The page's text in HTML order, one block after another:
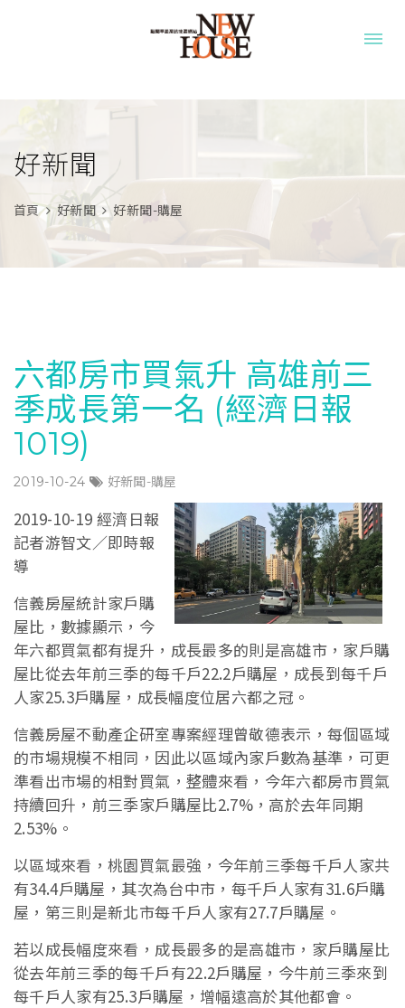
好新聞
首頁 好新聞 好新聞-購屋
六都房市買氣升 高雄前三
季成長第一名 (經濟日報
1019)
2019-10-24 好新聞-購屋
2019-10-19 經濟日報
記者游智文／即時報
導
信義房屋統計家戶購
屋比，數據顯示，今
年六都買氣都有提升，成長最多的則是高雄市，家戶購
屋比從去年前三季的每千戶22.2戶購屋，成長到每千戶
人家25.3戶購屋，成長幅度位居六都之冠。
信義房屋不動產企研室專案經理曾敬德表示，每個區域
的市場規模不相同，因此以區域內家戶數為基準，可更
準看出市場的相對買氣，整體來看，今年六都房市買氣
持續回升，前三季家戶購屋比2.7%，高於去年同期
2.53%。
以區域來看，桃園買氣最強，今年前三季每千戶人家共
有34.4戶購屋，其次為台中市，每千戶人家有31.6戶購
屋，第三則是新北市每千戶人家有27.7戶購屋。
若以成長幅度來看，成長最多的是高雄市，家戶購屋比
從去年前三季的每千戶有22.2戶購屋，今牛前三季來到
每千戶人家有25.3戶購屋，增幅遠高於其他都會。